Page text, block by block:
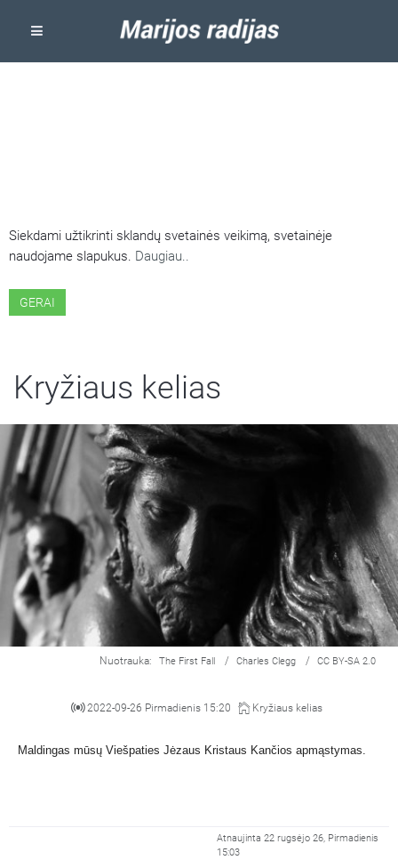
Siekdami užtikrinti sklandų svetainės veikimą, svetainėje
naudojame slapukus. Daugiau..
GERAI
Kryžiaus kelias
Nuotrauka: The First Fall / Charles Clegg / CC BY-SA 2.0
2022-09-26 Pirmadienis 15:20 Kryžiaus kelias
Maldingas mūsų Viešpaties Jėzaus Kristaus Kančios apmąstymas.
Atnaujinta 22 rugsėjo 26, Pirmadienis
15:03